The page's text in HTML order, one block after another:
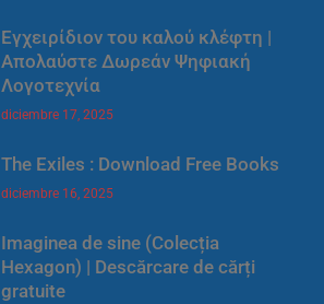
Εγχειρίδιον του καλού κλέφτη |
Απολαύστε Δωρεάν Ψηφιακή
Λογοτεχνία
diciembre 17, 2025
The Exiles : Download Free Books
diciembre 16, 2025
Imaginea de sine (Colecția
Hexagon) | Descărcare de cărți
gratuite